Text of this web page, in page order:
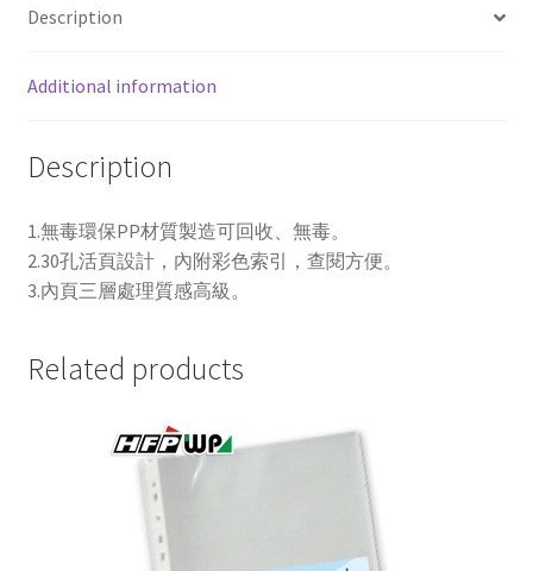
內
(10
入/
環
保
材
quantity
Description
Additional information
Description
1.無毒環保PP材質製造可回收、無毒。
2.30孔活頁設計，內附彩色索引，查閱方便。
3.內頁三層處理質感高級。
Related products